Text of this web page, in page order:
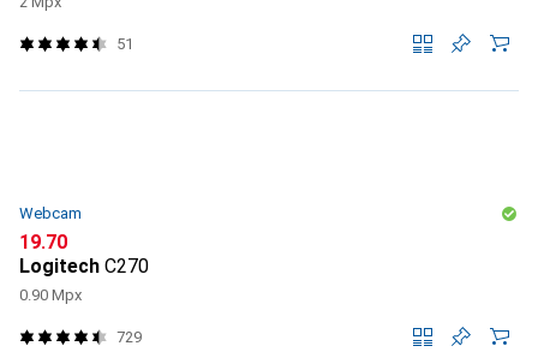
51
Webcam
CHF
19.70
Logitech C270
0.90 Mpx
729